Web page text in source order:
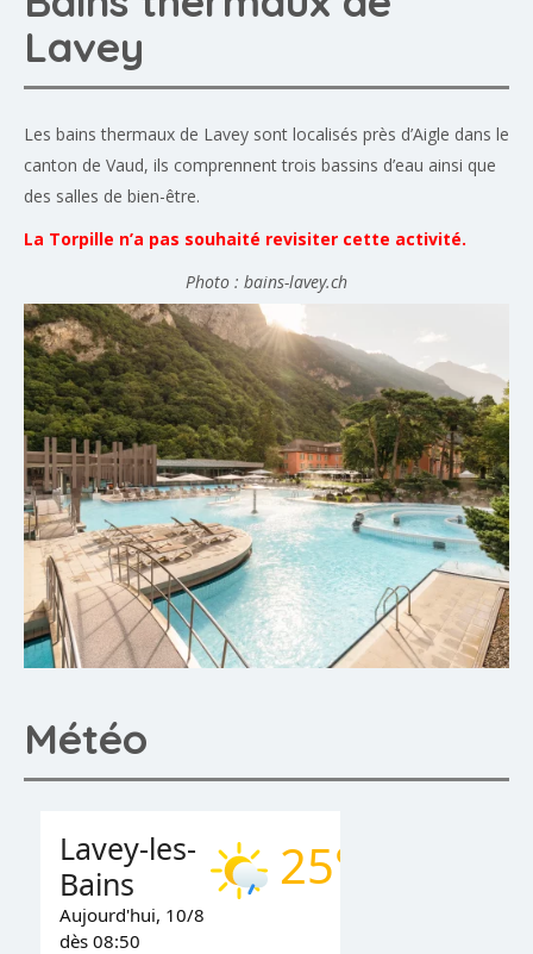
Lavey
Les bains thermaux de Lavey sont localisés près d’Aigle dans le
canton de Vaud, ils comprennent trois bassins d’eau ainsi que
des salles de bien-être.
La Torpille n’a pas souhaité revisiter cette activité.
Photo : bains-lavey.ch
Météo